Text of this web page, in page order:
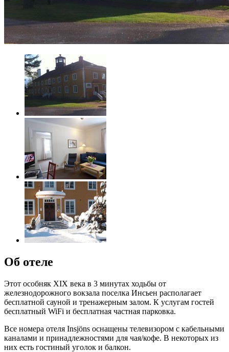
Об отеле
Этот особняк XIX века в 3 минутах ходьбы от
железнодорожного вокзала поселка Инсьен располагает
бесплатной сауной и тренажерным залом. К услугам гостей
бесплатный WiFi и бесплатная частная парковка.
Все номера отеля Insjöns оснащены телевизором с кабельными
каналами и принадлежностями для чая/кофе. В некоторых из
них есть гостиный уголок и балкон.